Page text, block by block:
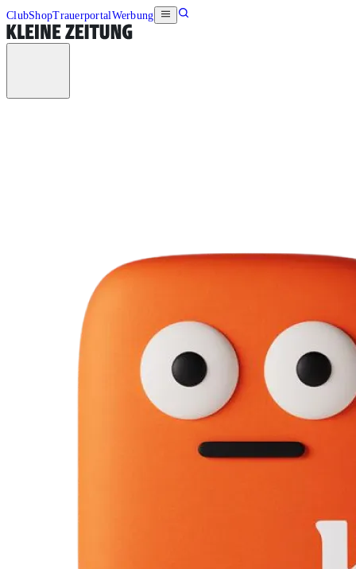
ClubShopTrauerportalWerbung